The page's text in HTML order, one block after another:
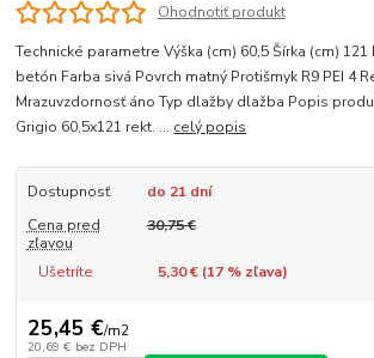
Ohodnotiť produkt
Technické parametre Výška (cm) 60,5 Šírka (cm) 121
betón Farba sivá Povrch matný Protišmyk R9 PEI 4
Mrazuvzdornosť áno Typ dlažby dlažba Popis
Grigio 60,5x121 rekt. ... celý popis
Dostupnosť
do 21 dní
Cena pred
zľavou
30,75 €
Ušetríte 5,30 € (17% zľava)
25,45 €/m2
20,69 € bez DPH